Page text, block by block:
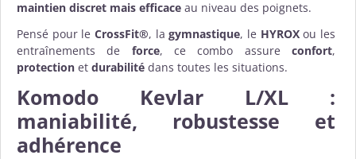
maintien discret mais efficace au niveau des poignets.
Pensé pour le CrossFit®, lagymnastique, le HYROXou les
entraînements de force, ce combo assureconfort,
protection et durabilité dans toutes les situations.
Komodo Kevlar L/XL :
maniabilité, robustesse et
adhérence